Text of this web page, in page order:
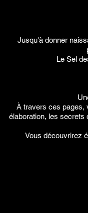
Jusqu'à donner
Le Sel
À travers ces pages,
élaboration, les secrets
Vous découvrirez